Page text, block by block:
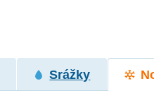
Srážky